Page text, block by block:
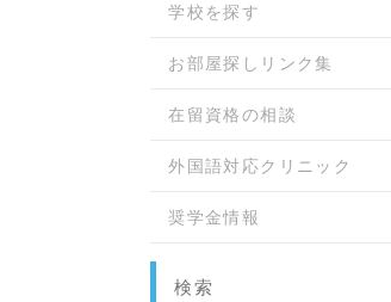
学校を探す
お部屋探しリンク集
在留資格の相談
外国語対応クリニック
奨学金情報
検索